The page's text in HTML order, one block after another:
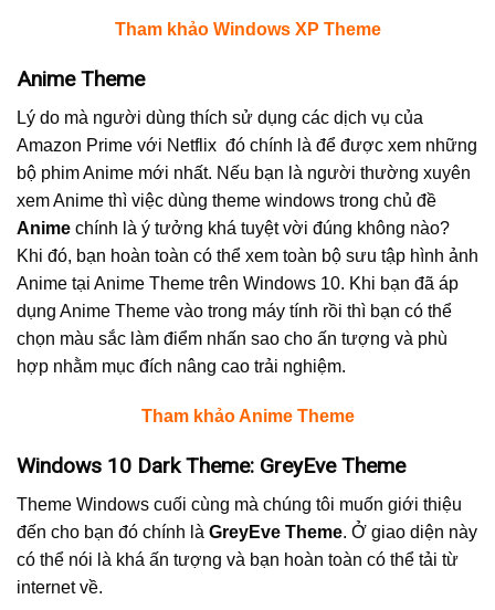
Tham khảo Windows XP Theme
Anime Theme
Lý do mà người dùng thích sử dụng các dịch vụ của
Amazon Prime với Netflix đó chính là để được xem những
bộ phim Anime mới nhất. Nếu bạn là người thường xuyên
xem Anime thì việc dùng theme windows trong chủ đề
Anime chính là ý tưởng khá tuyệt vời đúng không nào?
Khi đó, bạn hoàn toàn có thể xem toàn bộ sưu tập hình ảnh
Anime tại Anime Theme trên Windows 10. Khi bạn đã áp
dụng Anime Theme vào trong máy tính rồi thì bạn có thể
chọn màu sắc làm điểm nhấn sao cho ấn tượng và phù
hợp nhằm mục đích nâng cao trải nghiệm.
Tham khảo Anime Theme
Windows 10 Dark Theme: GreyEve Theme
Theme Windows cuối cùng mà chúng tôi muốn giới thiệu
đến cho bạn đó chính là GreyEve Theme. Ở giao diện này
có thể nói là khá ấn tượng và bạn hoàn toàn có thể tải từ
internet về.